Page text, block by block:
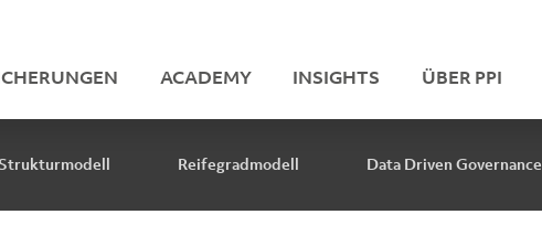
ACADEMY INSIGHTS ÜBER PPI
Reifegradmodell Data Driven Governance